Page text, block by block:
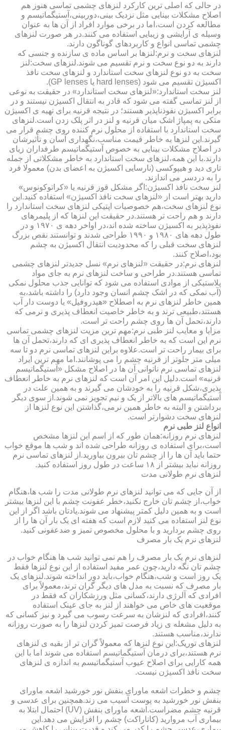
در حالی که اصلی ترین کارکرد لنزهای چشمی تماسی هنوز هم
اصلاح مشکلات بینایی مثل نزدیک بینی،دوربینی،آستیگماتیسم و
مطالعه کردن است،اما در برخی موارد افراد از آن ها به عنوان
وسیله ی آرایشی و زیبایی استفاده می کنند.در هر صورت لنزهای
چشمی تماسی انواع و کاربردهای گوناگون دارند.
لنزهای سخت و نرم:لنزها بر اساس ماده ی سازنده و جنسی که
دارند به دو نوع سخت و نرم تقسیم می شوند.لنزهای سخت:لنز
سخت به دو نوع لنزهای سخت استاندارد و لنزهای سخت نافذ
اکسیژن تقسیم می شود (hard lenses یا GP lenses).
لنز سخت استاندارد:«لنزهای سخت استاندارد» در حقیقت به نوعی
از لنز تماسی گفته می شود که قادر به انتقال اکسیژن نیستند و در
برابر اکسیژن نفوذناپذیر هستند؛ در نتیجه قرنیه برای تهیه ی اکسیژن
متکی به پمپاژ اشک میان قرنیه و لنز در اثر پلک زدن است.لنزهای
سخت استاندارد با استفاده از محلول نرم کننده روی چشم قرار می
گیرند.این لنزها به خاطر قیمت مناسب،نگهداری آسان و تأثیرشان
در اصلاح مشکلات بینایی به خصوص آستیگماتیسم طرفداران زیای
دارند.با این همه،لنزهای سخت استاندارد به خاطر مشکلاتی از جمله
تاری دید و هیپوکسی (نارسایی اکسیژن به اعضای بدن) معمولا فرد
را به دردسر می اندازند.
لنز سخت نافذ اکسیژن:اگر مشکل قوز قرنیه یا «کراتوکونوس»
دارید بهتر است از «لنزهای سخت نافذ اکسیژن» استفاده کنید.این
نوع لنزهای سخت،هم خصوصیات اپتیکی لنزهای سخت استاندارد را
دارند و هم راحت تر هستند.در حقیقت این لنزها که از پلیمرهای
نفوذپذیر به اکسیژن ساخته شده اند،در اواخر دهه ی ۱۹۷۰ و در
طول دهه های ۱۹۸۰ و ۱۹۹۰ طراحی شدند و توانستند نقص بزرگ
لنزهای سخت قبلی را که محدودیت انتقال اکسیژن به چشم
بود،اصلاح کنند.
لنزهای نرم:در حقیقت «لنزهای نرم» نسل جدیدتر لنزهای چشمی
تماسی هستند.در طراحی و ساخت لنزهای نرم به جای مواد
پلاستیکی از موادی استفاده می شود که توانایی جذب محلول نمکی
(آب نمکی که در اشک چشم انسان وجود دارد) را داشته باشد،به
همین خاطر لنزهای نرم به اصطلاح «هیدروفیل» یا دوست دار آب
هستند،طبیعی ترند و به خاطر خاصیت انعطاف پذیری و نرمی که
دارند،تحمل آن ها روی چشم راحت تر است.
مزایا و معایب لنز طبی نرم:مهم ترین مزیت لنزهای چشمی تماسی
نرم این است که به خاطر انعطاف پذیری ای که دارند،تحمل آن ها
برای بیمار راحت تر است.علاوه براین لنزهای تماسی نرم دو تا سه
میلی متر جلوتر از قرنیه چشم را می پوشانند.اما مهم ترین ایراد
لنزهای تماسی نرم ناتوانی آن ها در اصلاح مشکل «آستیگماتیسم
قرنیه» است.دلیل این امر آن است که لنزهای نرم به خاطر انعطاف
پذیری،شکل قرنیه را به خودشان می گیرند و به همین علت در
آستیگماتیسم های بالاتر از یک و نیم تجویز نمی شوند.از سوی دیگر
برداشتن و البته به خاطر همین نرمی،گذاشتن این نوع لنزها از
لنزهای سخت دشوارتر است.
انواع لنز طبی نرم
لنزهای نرم روزانه:همان طور که از اسم این لنزها مشخص
است،برای استفاده ی روزانه طراحی شده اند و شب ها موقع خواب
حتما باید آن ها را از چشم تان بیرون بیاورید.از لنزهای تماسی نرم
روزانه نباید بیشتر از ۱۸ ساعت در طول روز استفاده کنید.
لنزهای نرم طولانی مدت
از آن جایی که می توانید لنزهای نرم طولانی مدت را شب ها،هنگام
خواب،از چشم تان خارج نکنید،خطر عفونت چشم با این لنزها بیشتر
است و به همین دلیل کمتر پیشنهاد می شوند.یادتان باشد اگر از این
نوع لنز استفاده می کنید لازم است که هفته ای یک بار آن ها را از
روی چشم بردارید و با محلول مخصوص تمیز و ضدعفونی کنید.
لنزهای نرم یک بار مصرف
لنزهای نرم یک بار مصرف را هم نمی توانید شب ها هنگام خواب در
چشم تان نگه دارید،چون عمر مفید استفاده از این نوع لنزها فقط
یک روز است و شب،هنگام خواب،باید دور انداخته شوند.لنزهای یک
بار مصرف که نسبت به مدل های دیگر گران ترند،معمولاً برای
افرادی که آلرژی دارند،کسانی مثل ورزشکاران که فقط در
موقعیت های خاص می خواهند از لنز به جای عینک استفاده
کنند،افرادی که لنزشان به سرعت رسوب می گیرد و نیز کسانی که
به دلیل مشغله ی زیاد فرصت تمیز کردن لنزها را به صورت روزانه
ندارند،مناسب هستند.
لنزهای توریک:این نوع لنزها که معمولاً گران تر از بقیه ی لنزهای
نرم هستند،برای درمان آستیگماتیسم استفاده می شوند اما با این
همه کارایی برای اصلاح عیوب آستیگماتیسم به اندازه ی لنزهای
سخت نافذ اکسیژن نیست.
چشم و خطرات اشعه ماورای بنفش نور خورشید اشعه ماورای
بنفش نور خورشید به پوست آسیب می زند.همچنین برای عدسی و
قرنیه چشم مضراست.اشعه ماورای بنفش (UV) احتمال ابتلا به
بیماری آب مروارید (کاتاراکت) چشم را افزایش می دهد.این